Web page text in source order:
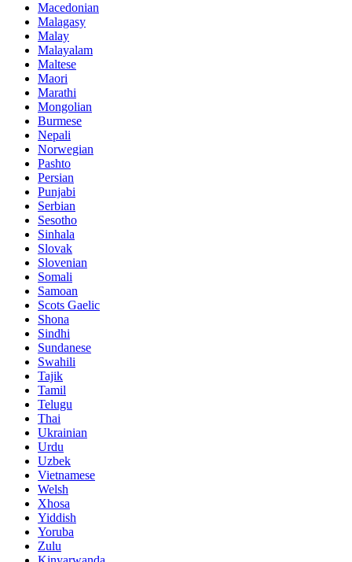
Macedonian
Malagasy
Malay
Malayalam
Maltese
Maori
Marathi
Mongolian
Burmese
Nepali
Norwegian
Pashto
Persian
Punjabi
Serbian
Sesotho
Sinhala
Slovak
Slovenian
Somali
Samoan
Scots Gaelic
Shona
Sindhi
Sundanese
Swahili
Tajik
Tamil
Telugu
Thai
Ukrainian
Urdu
Uzbek
Vietnamese
Welsh
Xhosa
Yiddish
Yoruba
Zulu
Kinyarwanda